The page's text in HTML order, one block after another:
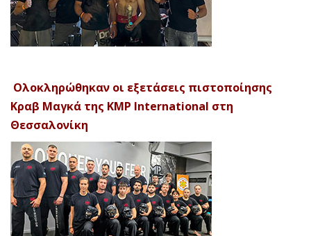
Ολοκληρώθηκαν οι εξετάσεις πιστοποίησης
Κραβ Μαγκά της KMP International στη
Θεσσαλονίκη